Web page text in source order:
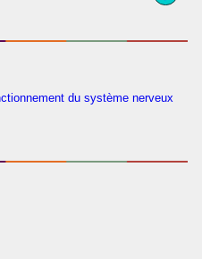
du système nerveux